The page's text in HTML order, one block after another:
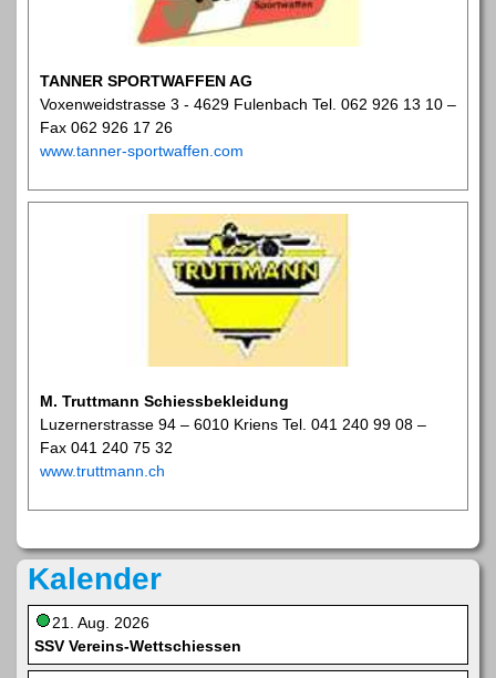
TANNER SPORTWAFFEN AG
Voxenweidstrasse 3 - 4629 Fulenbach Tel. 062 926 13 10 –
Fax 062 926 17 26
www.tanner-sportwaffen.com
M. Truttmann Schiessbekleidung
Luzernerstrasse 94 – 6010 Kriens Tel. 041 240 99 08 –
Fax 041 240 75 32
www.truttmann.ch
Kalender
21. Aug. 2026
SSV Vereins-Wettschiessen